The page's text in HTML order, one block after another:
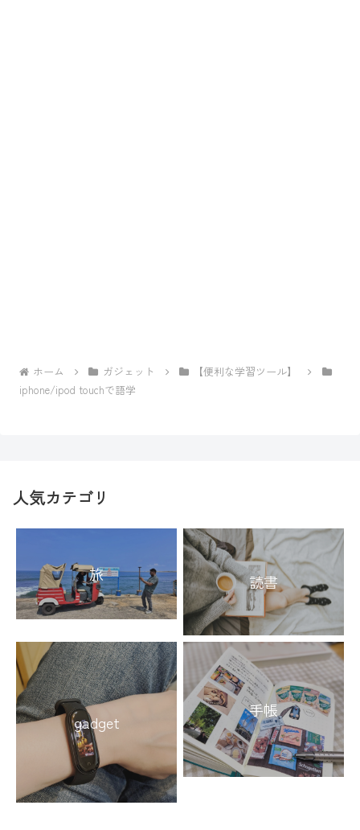
ホーム ガジェット
【便利な学習ツール】
iphone/ipod touchで語学
人気カテゴリ
旅 読書
gadget
手帳